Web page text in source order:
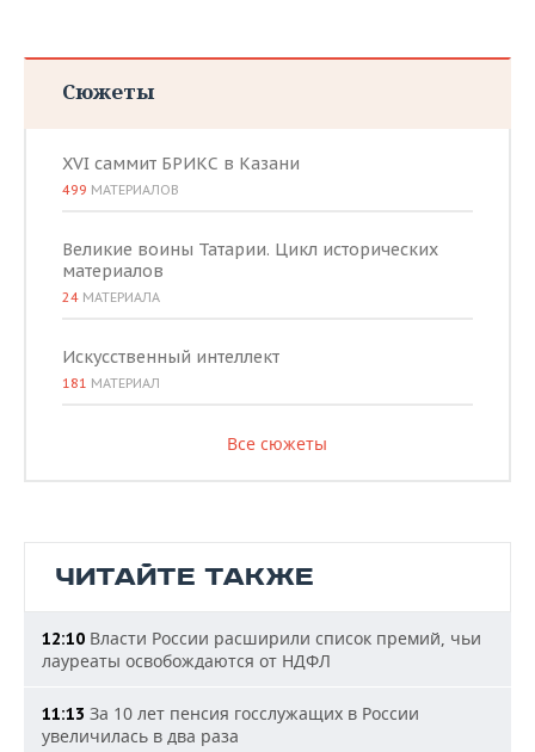
Сюжеты
XVI саммит БРИКС в Казани
499 МАТЕРИАЛОВ
Великие воины Татарии. Цикл исторических
материалов
24 МАТЕРИАЛА
Искусственный интеллект
181 МАТЕРИАЛ
Все сюжеты
ЧИТАЙТЕ ТАКЖЕ
12:10 Власти России расширили список премий, чьи
лауреаты освобождаются от НДФЛ
11:13 За 10 лет пенсия госслужащих в России
увеличилась в два раза